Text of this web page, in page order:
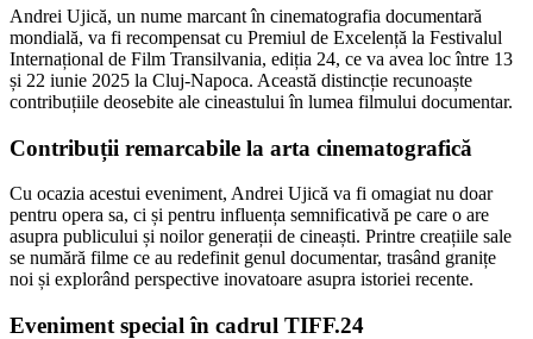
Andrei Ujică, un nume marcant în cinematografia documentară
mondială, va fi recompensat cu Premiul de Excelență la Festivalul
Internațional de Film Transilvania, ediția 24, ce va avea loc între 13
și 22 iunie 2025 la Cluj-Napoca. Această distincție recunoaște
contribuțiile deosebite ale cineastului în lumea filmului documentar.
Contribuții remarcabile la arta cinematografică
Cu ocazia acestui eveniment, Andrei Ujică va fi omagiat nu doar
pentru opera sa, ci și pentru influența semnificativă pe care o are
asupra publicului și noilor generații de cineaști. Printre creațiile sale
se numără filme ce au redefinit genul documentar, trasând granițe
noi și explorând perspective inovatoare asupra istoriei recente.
Eveniment special în cadrul TIFF.24